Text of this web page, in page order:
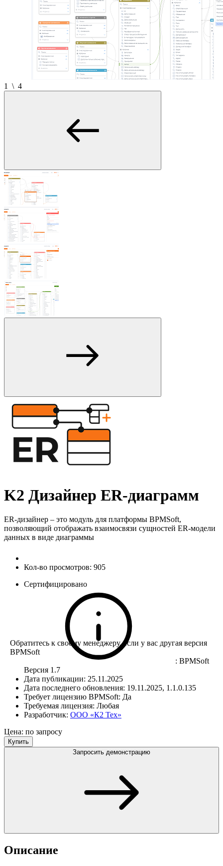
1 \ 4
K2 Дизайнер ER-диаграмм
ER-дизайнер – это модуль для платформы BPMSoft,
позволяющий отображать взаимосвязи сущностей ER-модели
данных в виде диаграммы
Кол-во просмотров: 905
Сертифицировано
Обратитесь к своему менеджеру, если у вас другая версия
BPMSoft
: BPMSoft
Версия 1.7
Дата публикации: 25.11.2025
Дата последнего обновления: 19.11.2025, 1.1.0.135
Требует лицензию BPMSoft: Да
Требуемая лицензия: Любая
Разработчик: ООО «К2 Тех»
Цена: по запросу
Купить
Запросить демонстрацию
Описание